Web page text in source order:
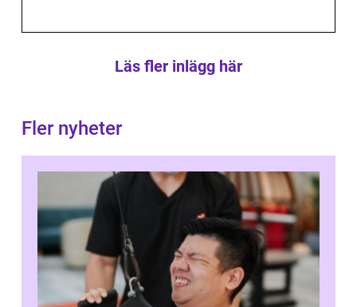
Läs fler inlägg här
Fler nyheter